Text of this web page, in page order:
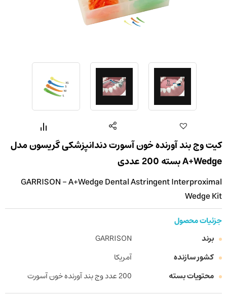
کیت وج بند آورنده خون آسورت دندانپزشکی گریسون مدل
A+Wedge بسته 200 عددی
GARRISON - A+Wedge Dental Astringent Interproximal
Wedge Kit
جزئیات محصول
برند
GARRISON
کشور سازنده
آمریکا
محتویات بسته
200 عدد وج بند آورنده خون آسورت